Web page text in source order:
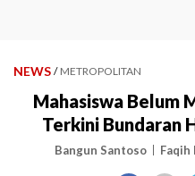
NEWS / METROPOLITAN
Mahasiswa Belum
Terkini Bundaran
Bangun Santoso Faqih